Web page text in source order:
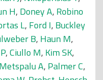
H, Doney A, Robino
L, Ford I, Buckley
B, Haun M,
,Ciullo M, Kim SK,
Metspalu A, Palmer C,